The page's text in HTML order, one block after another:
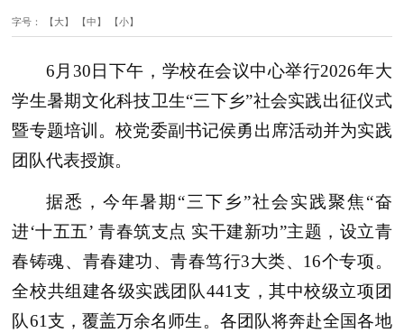
字号： 【大】 【中】 【小】
6月30日下午，学校在会议中心举行2026年大
学生暑期文化科技卫生“三下乡”社会实践出征仪式
暨专题培训。校党委副书记侯勇出席活动并为实践
团队代表授旗。
据悉，今年暑期“三下乡”社会实践聚焦“奋
进‘十五五’ 青春筑支点 实干建新功”主题，设立青
春铸魂、青春建功、青春笃行3大类、16个专项。
全校共组建各级实践团队441支，其中校级立项团
队61支，覆盖万余名师生。各团队将奔赴全国各地